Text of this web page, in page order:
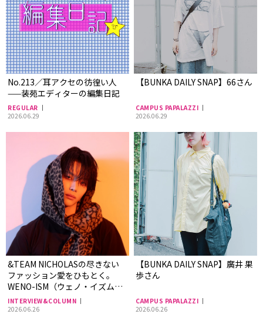
No.213／耳アクセの彷徨い人
——装苑エディターの編集日記
REGULAR
2026.06.29
【BUNKA DAILY SNAP】66さん
CAMPUS PAPALAZZI
2026.06.29
&TEAM NICHOLASの尽きない
ファッション愛をひもとく。
WENO-ISM（ウェノ・イズム）
へ傾ける情熱とその源泉
INTERVIEW&COLUMN
2026.06.26
【BUNKA DAILY SNAP】廣井 果
歩さん
CAMPUS PAPALAZZI
2026.06.26